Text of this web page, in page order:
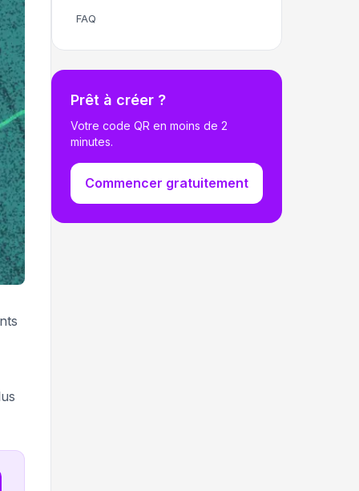
FAQ
Prêt à créer ?
Votre code QR en moins de 2
minutes.
Commencer gratuitement